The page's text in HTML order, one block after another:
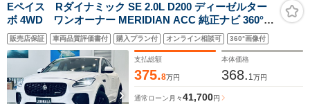
Eペイス Rダイナミック SE 2.0L D200 ディーゼルター
ボ 4WD ワンオーナー MERIDIAN ACC 純正ナビ 360°
applecarplay 純正20インチAW LEDヘッドライト 電動リ
アゲート 黒革 パワーシート Dシートメモリ シートヒータ
ー BSM クリアランスソナー デジタルインナーミラー
販売店保証 車両品質評価書付 購入プラン付 オンライン相談可 360°画像付
支払総額
375.8万円
本体価格
368. 1万円
通常ローン 月々41,700円